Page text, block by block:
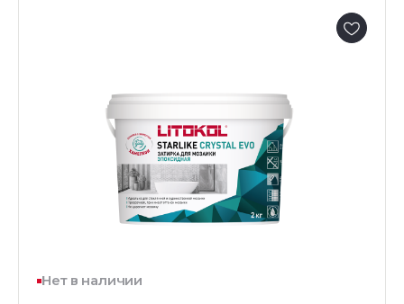
Нет в наличии